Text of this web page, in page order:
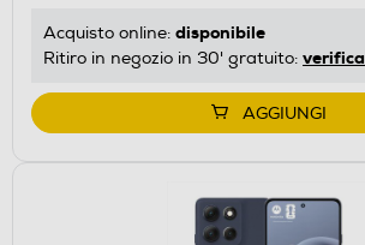
Acquisto online: disponibile
Ritiro in negozio in 30' gratuito: verifica
AGGIUNGI